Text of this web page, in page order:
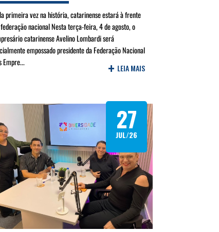
primeira vez na história, catarinense estará à frente
nacional Nesta terça-feira, 4 de agosto, o
catarinense Avelino Lombardi será
empossado presidente da Federação Nacional
Empre...
+ LEIA MAIS
27
JUL/26